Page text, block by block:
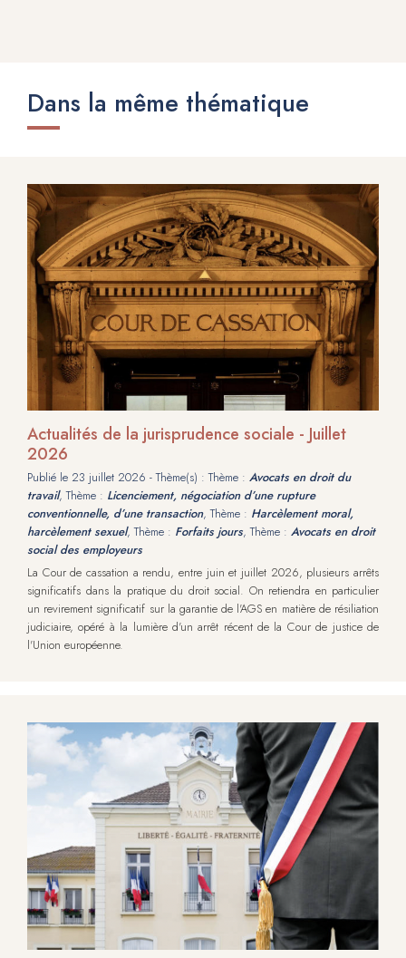
Dans la même thématique
Actualités de la jurisprudence sociale - Juillet
2026
Publié le 23 juillet 2026 - Thème(s) : Thème : Avocats en droit du
travail, Thème : Licenciement, négociation d’une rupture
conventionnelle, d’une transaction, Thème : Harcèlement moral,
harcèlement sexuel, Thème : Forfaits jours, Thème : Avocats en droit
social des employeurs
La Cour de cassation a rendu, entre juin et juillet 2026, plusieurs arrêts
significatifs dans la pratique du droit social. On retiendra en particulier
un revirement significatif sur la garantie de l'AGS en matière de résiliation
judiciaire, opéré à la lumière d'un arrêt récent de la Cour de justice de
l'Union européenne.